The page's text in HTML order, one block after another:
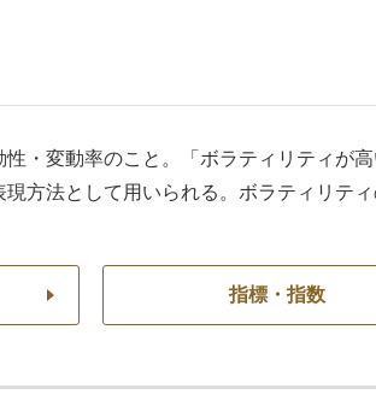
・変動率のこと。「ボラティリティが
方法として用いられる。ボラティリテ
指標・指数